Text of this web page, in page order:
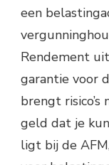
een
Rendement
garantie voor
brengt
geld dat je
ligt bij de